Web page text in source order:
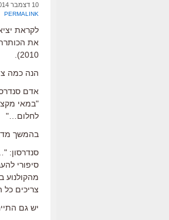
10 דצמבר 2014 at 11:24
PERMALINK
2010).
הנה כמה
אדם
"במאי
לחלום…"
בהמשך
סנדרסון:
סיפורי
מהקולנוע
צריכים כל
יש גם